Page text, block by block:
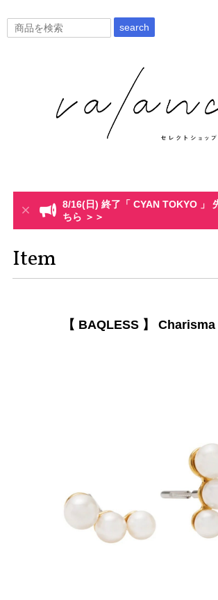
search
8/16(日) 終了「 CYAN TOKYO 」
ちら ＞＞
Item
【 BAQLESS 】